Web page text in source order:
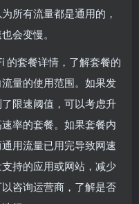
所有流量都是通用的，
会变慢。
的套餐详情，了解套餐的
量的使用范围。如果发
限速阈值，可以考虑升
率的套餐。如果套餐内
用流量已用完导致网速
持的应用或网站，减少
咨询运营商，了解是否